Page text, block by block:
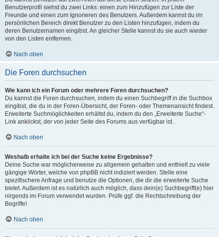
Benutzerprofil siehst du zwei Links: einen zum Hinzufügen zur Liste der
Freunde und einen zum Ignorieren des Benutzers. Außerdem kannst du im
persönlichen Bereich direkt Benutzer zu den Listen hinzufügen, indem du
deren Benutzernamen eingibst. An gleicher Stelle kannst du sie auch wieder
von den Listen entfernen.
Nach oben
Die Foren durchsuchen
Wie kann ich ein Forum oder mehrere Foren durchsuchen?
Du kannst die Foren durchsuchen, indem du einen Suchbegriff in die Suchbox
eingibst, die du in der Foren-Übersicht, der Foren- oder Themenansicht findest.
Erweiterte Suchmöglichkeiten erhältst du, indem du den „Erweiterte Suche“-
Link anklickst, der von jeder Seite des Forums aus verfügbar ist.
Nach oben
Weshalb erhalte ich bei der Suche keine Ergebnisse?
Deine Suche war möglicherweise zu allgemein gehalten und enthielt zu viele
gängige Wörter, welche von phpBB nicht indiziert werden. Stelle eine
spezifischere Anfrage und benutze die Optionen, die dir die erweiterte Suche
bietet. Außerdem ist es natürlich auch möglich, dass dein(e) Suchbegriff(e) hier
nirgends im Forum verwendet wurden. Prüfe ggf. die Rechtschreibung der
Begriffe!
Nach oben